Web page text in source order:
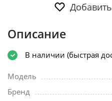
Описание
В наличии (быстрая
Модель
Бренд